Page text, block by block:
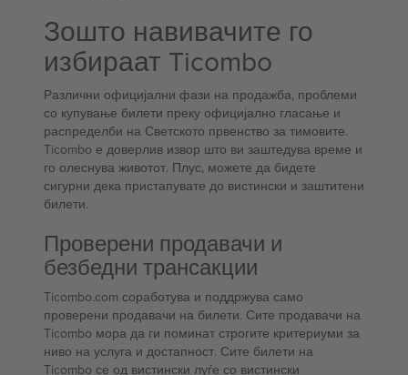
Зошто навивачите го
избираат Ticombo
Различни официјални фази на продажба, проблеми
со купување билети преку официјално гласање и
распределби на Светското првенство за тимовите.
Ticombo е доверлив извор што ви заштедува време и
го олеснува животот. Плус, можете да бидете
сигурни дека пристапувате до вистински и заштитени
билети.
Проверени продавачи и
безбедни трансакции
Ticombo.com соработува и поддржува само
проверени продавачи на билети. Сите продавачи на
Ticombo мора да ги поминат строгите критериуми за
ниво на услуга и достапност. Сите билети на
Ticombo се од вистински луѓе со вистински